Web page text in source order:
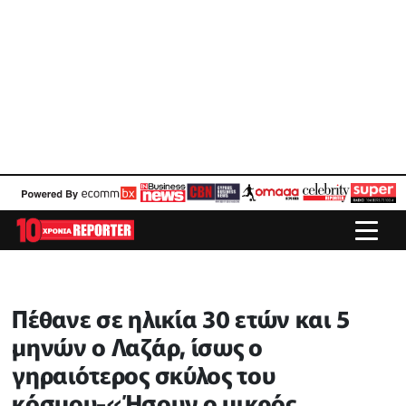
Πέθανε σε ηλικία 30 ετών και 5
μηνών ο Λαζάρ, ίσως ο
γηραιότερος σκύλος του